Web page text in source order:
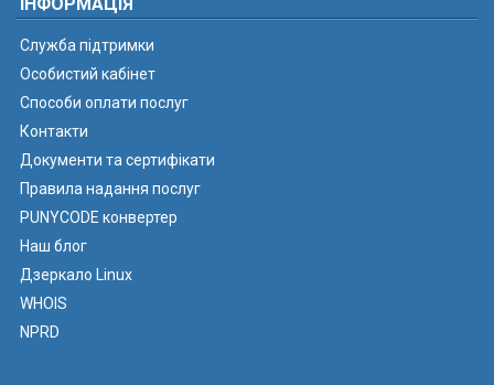
Служба підтримки
Особистий кабінет
Способи оплати послуг
Контакти
Документи та сертифікати
Правила надання послуг
PUNYCODE конвертер
Наш блог
Дзеркало Linux
WHOIS
NPRD